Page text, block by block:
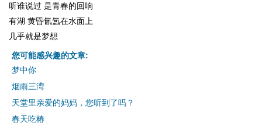
听谁说过 是青春的回响
有湖 黄昏氤氲在水面上
几乎就是梦想
您可能感兴趣的文章:
梦中你
烟雨三湾
天堂里亲爱的妈妈，您听到了吗？
春天吃椿